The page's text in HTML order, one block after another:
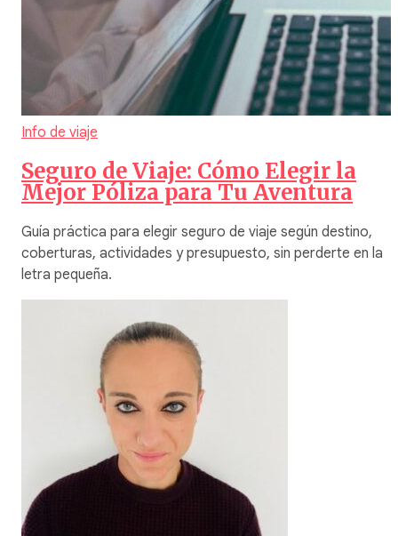
Info de viaje
Seguro de Viaje: Cómo Elegir la
Mejor Póliza para Tu Aventura
Guía práctica para elegir seguro de viaje según destino,
coberturas, actividades y presupuesto, sin perderte en la
letra pequeña.